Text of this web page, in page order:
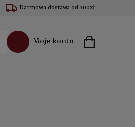
Darmowa dostawa od 300zł
Moje konto